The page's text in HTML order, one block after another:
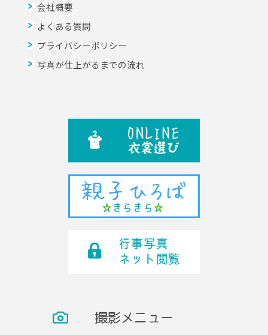
会社概要
よくある質問
プライバシーポリシー
写真が仕上がるまでの流れ
撮影メニュー